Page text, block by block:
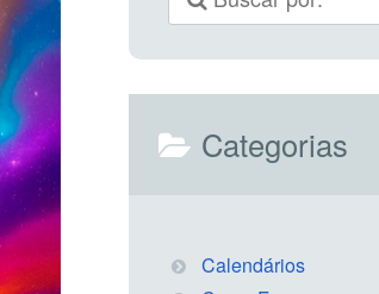
Categorias
Calendários